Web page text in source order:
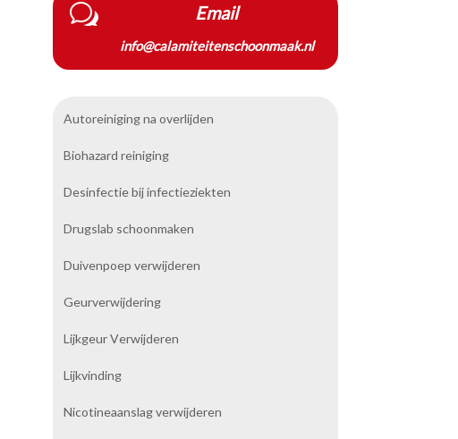
w Email
info@calamiteitenschoonmaak.nl
Autoreiniging na overlijden
Biohazard reiniging
Desinfectie bij infectieziekten
Drugslab schoonmaken
Duivenpoep verwijderen
Geurverwijdering
Lijkgeur Verwijderen
Lijkvinding
Nicotineaanslag verwijderen